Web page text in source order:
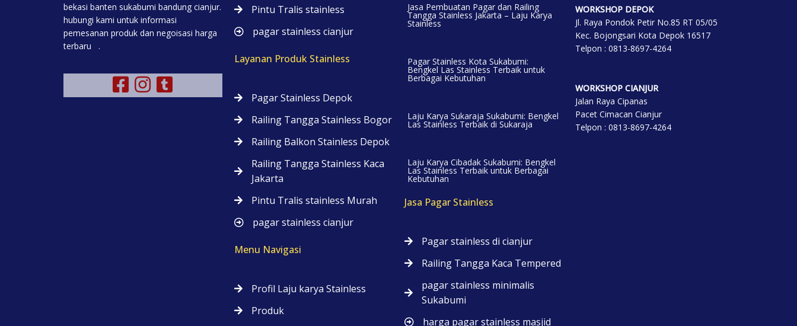
bekasi banten sukabumi bandung cianjur.
hubungi kami untuk informasi
pemesanan produk dan negoisasi harga
terbaru .
Pintu Tralis stainless
pagar stainless cianjur
Layanan Produk Stainless
Pagar Stainless Depok
Railing Tangga Stainless Bogor
Railing Balkon Stainless Depok
Railing Tangga Stainless Kaca
Jakarta
Pintu Tralis stainless Murah
pagar stainless cianjur
Menu Navigasi
Profil Laju karya Stainless
Produk
Jasa Pembuatan Pagar dan Railing
Tangga Stainless Jakarta – Laju Karya
Stainless
Pagar Stainless Kota Sukabumi:
Bengkel Las Stainless Terbaik untuk
Berbagai Kebutuhan
Laju Karya Sukaraja Sukabumi: Bengkel
Las Stainless Terbaik di Sukaraja
Laju Karya Cibadak Sukabumi: Bengkel
Las Stainless Terbaik untuk Berbagai
Kebutuhan
Jasa Pagar Stainless
Pagar stainless di cianjur
Railing Tangga Kaca Tempered
pagar stainless minimalis
Sukabumi
harga pagar stainless masjid
WORKSHOP DEPOK
Jl. Raya Pondok Petir No.85 RT 05/05
Kec. Bojongsari Kota Depok 16517
Telpon : 0813-8697-4264
WORKSHOP CIANJUR
Jalan Raya Cipanas
Pacet Cimacan Cianjur
Telpon : 0813-8697-4264